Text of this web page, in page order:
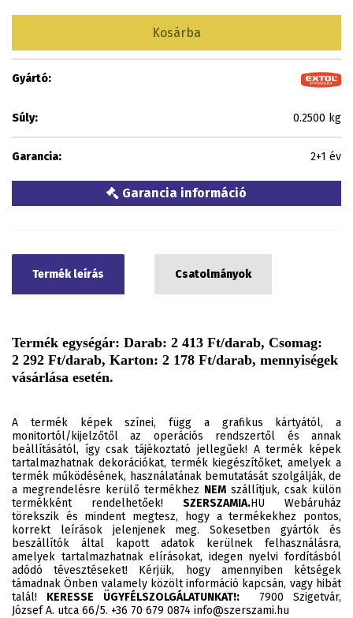
Kosárba
Gyártó:
Súly: 0.2500 kg
Garancia: 2+1 év
Garancia információ
Termék leírás Csatolmányok
Termék egységár: Darab: 2 413 Ft/darab, Csomag:
2 292 Ft/darab, Karton: 2 178 Ft/darab, mennyiségek
vásárlása esetén.
A termék képek színei, függ a grafikus kártyától, a
monitortól/kijelzőtől az operációs rendszertől és annak
beállításától, így csak tájékoztató jellegűek! A termék képek
tartalmazhatnak dekorációkat, termék kiegészítőket, amelyek a
termék működésének, használatának bemutatását szolgálják, de
a megrendelésre kerülő termékhez NEM szállítjuk, csak külön
termékként rendelhetőek! SZERSZAMIA.HU Webáruház
törekszik és mindent megtesz, hogy a termékekhez pontos,
korrekt leírások jelenjenek meg. Sokesetben gyártók és
beszállítók által kapott adatok kerülnek felhasználásra,
amelyek tartalmazhatnak elírásokat, idegen nyelvi fordításból
adódó tévesztéseket! Kérjük, hogy amennyiben kétségek
támadnak Önben valamely közölt információ kapcsán, vagy hibát
talál! KERESSE ÜGYFÉLSZOLGÁLATUNKAT!:7900 Szigetvár,
József A. utca 66/5. +36 70 679 0874 info@szerszami.hu